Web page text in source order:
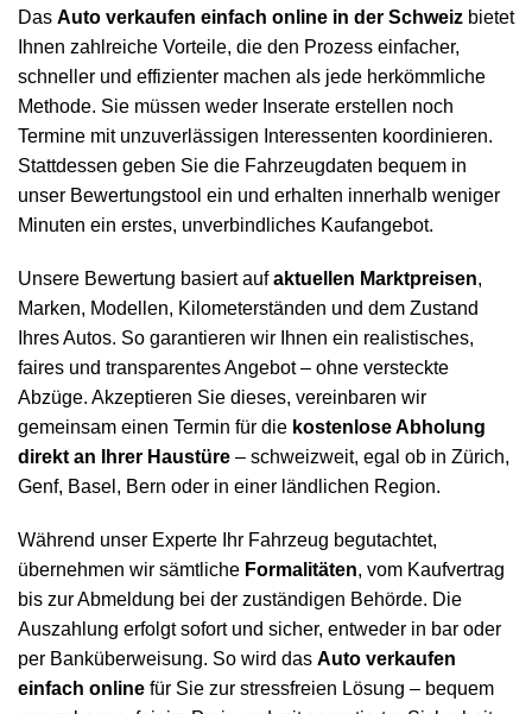
Das Auto verkaufen einfach online in der Schweiz bietet
Ihnen zahlreiche Vorteile, die den Prozess einfacher,
schneller und effizienter machen als jede herkömmliche
Methode. Sie müssen weder Inserate erstellen noch
Termine mit unzuverlässigen Interessenten koordinieren.
Stattdessen geben Sie die Fahrzeugdaten bequem in
unser Bewertungstool ein und erhalten innerhalb weniger
Minuten ein erstes, unverbindliches Kaufangebot.
Unsere Bewertung basiert aufaktuellen Marktpreisen,
Marken, Modellen, Kilometerständen und dem Zustand
Ihres Autos. So garantieren wir Ihnen ein realistisches,
faires und transparentes Angebot – ohne versteckte
Abzüge. Akzeptieren Sie dieses, vereinbaren wir
gemeinsam einen Termin für die kostenlose Abholung
direkt an Ihrer Haustüre – schweizweit, egal ob in Zürich,
Genf, Basel, Bern oder in einer ländlichen Region.
Während unser Experte Ihr Fahrzeug begutachtet,
übernehmen wir sämtliche Formalitäten, vom Kaufvertrag
bis zur Abmeldung bei der zuständigen Behörde. Die
Auszahlung erfolgt sofort und sicher, entweder in bar oder
per Banküberweisung. So wird das Auto verkaufen
einfach online für Sie zur stressfreien Lösung – bequem